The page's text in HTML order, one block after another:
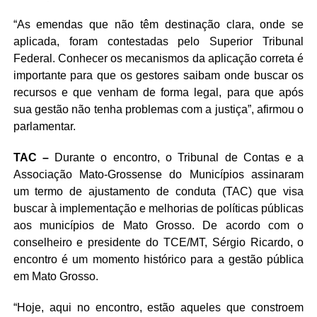
“As emendas que não têm destinação clara, onde se
aplicada, foram contestadas pelo Superior Tribunal
Federal. Conhecer os mecanismos da aplicação correta é
importante para que os gestores saibam onde buscar os
recursos e que venham de forma legal, para que após
sua gestão não tenha problemas com a justiça”, afirmou o
parlamentar.
TAC –Durante o encontro, o Tribunal de Contas e a
Associação Mato-Grossense do Municípios assinaram
um termo de ajustamento de conduta (TAC) que visa
buscar à implementação e melhorias de políticas públicas
aos municípios de Mato Grosso. De acordo com o
conselheiro e presidente do TCE/MT, Sérgio Ricardo, o
encontro é um momento histórico para a gestão pública
em Mato Grosso.
“Hoje, aqui no encontro, estão aqueles que constroem